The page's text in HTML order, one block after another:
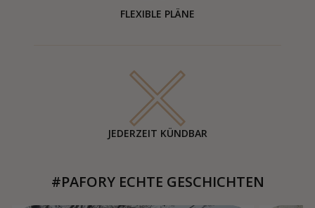
FLEXIBLE PLÄNE
JEDERZEIT KÜNDBAR
#PAFORY ECHTE GESCHICHTEN